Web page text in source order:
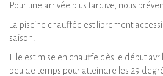
Pour une arrivée plus tardive, nous
La piscine chauffée est librement
saison.
Elle est mise en chauffe dès le début
peu de temps pour atteindre les 29